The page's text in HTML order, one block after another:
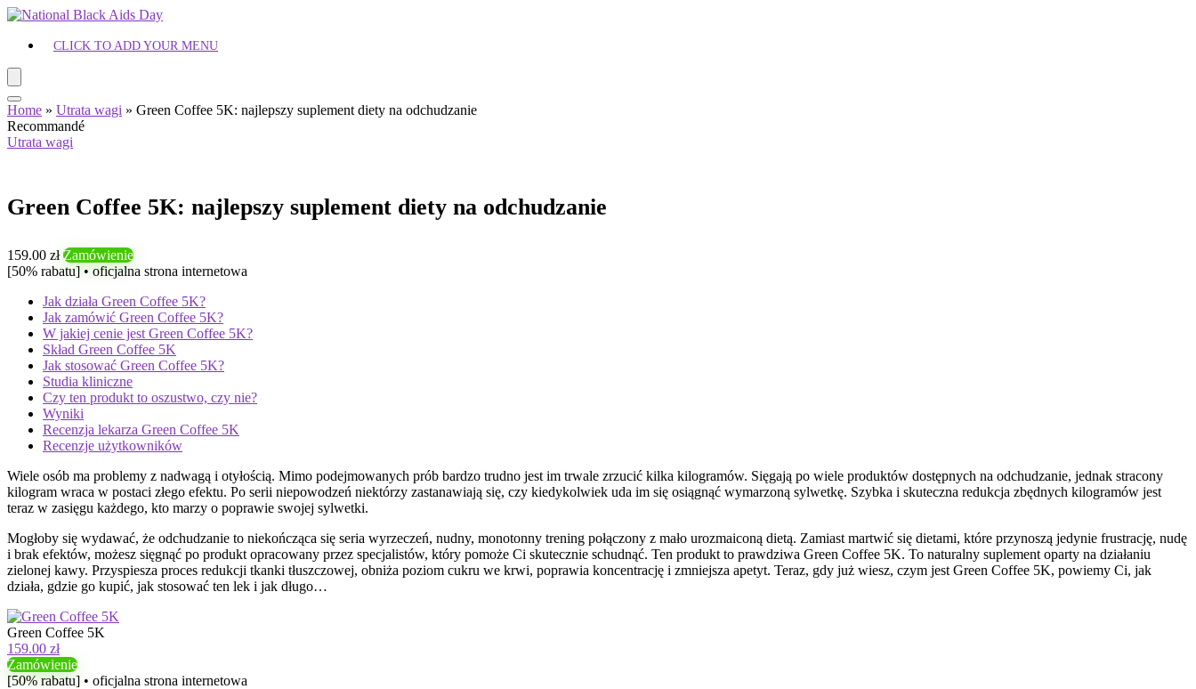
CLICK TO ADD YOUR MENU
Home » Utrata wagi » Green Coffee 5K: najlepszy suplement diety na odchudzanie
Recommandé
Utrata wagi
Green Coffee 5K: najlepszy suplement diety na odchudzanie
159.00 zł Zamówienie
[50% rabatu] • oficjalna strona internetowa
Jak działa Green Coffee 5K?
Jak zamówić Green Coffee 5K?
W jakiej cenie jest Green Coffee 5K?
Skład Green Coffee 5K
Jak stosować Green Coffee 5K?
Studia kliniczne
Czy ten produkt to oszustwo, czy nie?
Wyniki
Recenzja lekarza Green Coffee 5K
Recenzje użytkowników
Wiele osób ma problemy z nadwagą i otyłością. Mimo podejmowanych prób bardzo trudno jest im trwale zrzucić kilka kilogramów. Sięgają po wiele produktów dostępnych na odchudzanie, jednak stracony
kilogram wraca w postaci złego efektu. Po serii niepowodzeń niektórzy zastanawiają się, czy kiedykolwiek uda im się osiągnąć wymarzoną sylwetkę. Szybka i skuteczna redukcja zbędnych kilogramów jest
teraz w zasięgu każdego, kto marzy o poprawie swojej sylwetki.
Mogłoby się wydawać, że odchudzanie to niekończąca się seria wyrzeczeń, nudny, monotonny trening połączony z mało urozmaiconą dietą. Zamiast martwić się dietami, które przynoszą jedynie frustrację, nudę
i brak efektów, możesz sięgnąć po produkt opracowany przez specjalistów, który pomoże Ci skutecznie schudnąć. Ten produkt to prawdziwa Green Coffee 5K. To naturalny suplement oparty na działaniu
zielonej kawy. Przyspiesza proces redukcji tkanki tłuszczowej, obniża poziom cukru we krwi, poprawia koncentrację i zmniejsza apetyt. Teraz, gdy już wiesz, czym jest Green Coffee 5K, powiemy Ci, jak
działa, gdzie go kupić, jak stosować ten lek i jak długo…
Green Coffee 5K
159.00 zł
Zamówienie
[50% rabatu] • oficjalna strona internetowa